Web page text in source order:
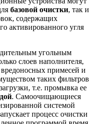
базовой очистки, так и
содержащих
активированного угля
угольным
слоев наполнителя,
вредоносных примесей и
таких фильтров
т.е. промывка ее
. Самоочищающиеся
системой
процесс очистки